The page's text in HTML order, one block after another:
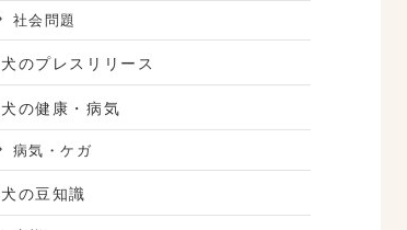
社会問題
犬のプレスリリース
犬の健康・病気
病気・ケガ
犬の豆知識